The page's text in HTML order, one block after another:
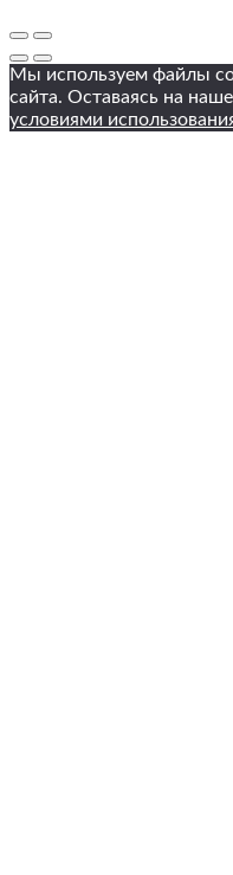
Мы используем файлы
сайта. Оставаясь на
условиями